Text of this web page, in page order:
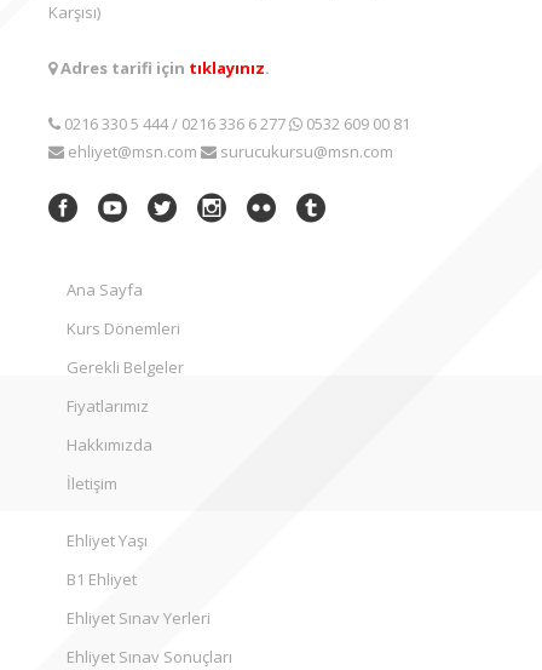
Karşısı)
Adres tarifi için tıklayınız.
0216 330 5 444/ 0216 336 6 277
0532 609 00 81
ehliyet@msn.com
surucukursu@msn.com
Ana Sayfa
Kurs Dönemleri
Gerekli Belgeler
Fiyatlarımız
Hakkımızda
İletişim
Ehliyet Yaşı
B1 Ehliyet
Ehliyet Sınav Yerleri
Ehliyet Sınav Sonuçları